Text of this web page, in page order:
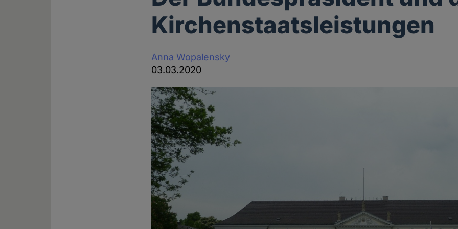
Kirchenstaatsleistungen
Anna Wopalensky
03.03.2020